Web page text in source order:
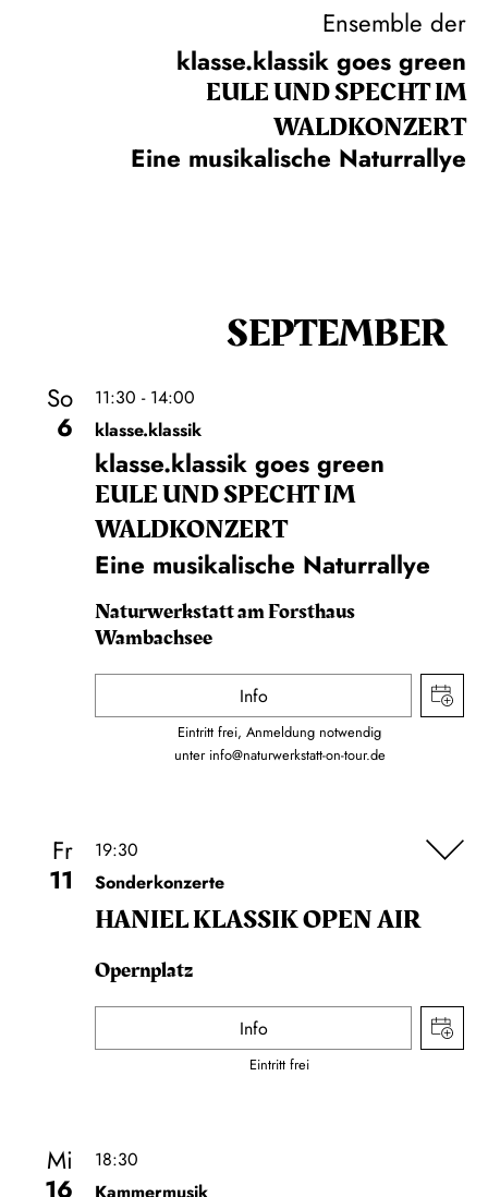
Ensemble der
klasse.klassik goes green
EULE UND SPECHT IM
WALDKONZERT
Eine musikalische Naturrallye
SEPTEMBER
So
6
11:30 - 14:00
klasse.klassik
klasse.klassik goes green
EULE UND SPECHT IM
WALDKONZERT
Eine musikalische Naturrallye
Naturwerkstatt am Forsthaus
Wambachsee
Info
Eintritt frei, Anmeldung notwendig
unter info@naturwerkstatt-on-tour.de
Fr
11
19:30
Sonderkonzerte
HANIEL KLASSIK OPEN AIR
Opernplatz
Info
Eintritt frei
Mi
16
18:30
Kammermusik